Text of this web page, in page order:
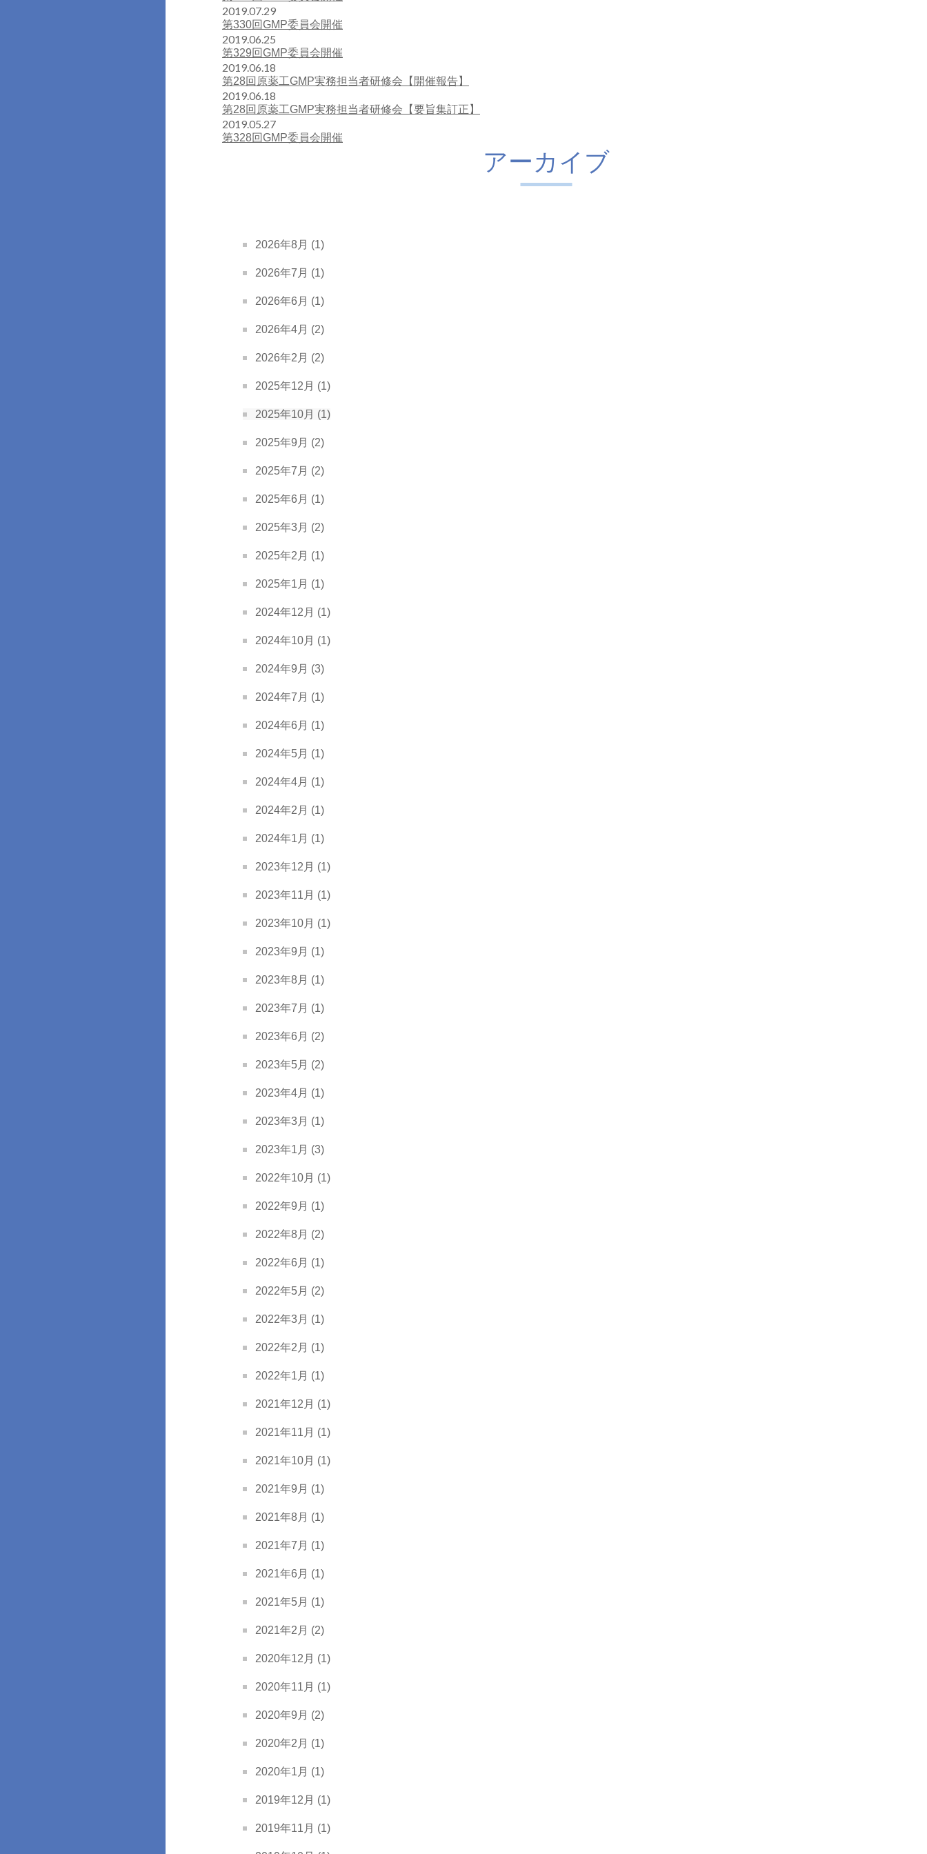
2019.07.29
第330回GMP委員会開催
2019.06.25
第329回GMP委員会開催
2019.06.18
第28回原薬工GMP実務担当者研修会【開催報告】
2019.06.18
第28回原薬工GMP実務担当者研修会【要旨集訂正】
2019.05.27
第328回GMP委員会開催
アーカイブ
2026年8月 (1)
2026年7月 (1)
2026年6月 (1)
2026年4月 (2)
2026年2月 (2)
2025年12月 (1)
2025年10月 (1)
2025年9月 (2)
2025年7月 (2)
2025年6月 (1)
2025年3月 (2)
2025年2月 (1)
2025年1月 (1)
2024年12月 (1)
2024年10月 (1)
2024年9月 (3)
2024年7月 (1)
2024年6月 (1)
2024年5月 (1)
2024年4月 (1)
2024年2月 (1)
2024年1月 (1)
2023年12月 (1)
2023年11月 (1)
2023年10月 (1)
2023年9月 (1)
2023年8月 (1)
2023年7月 (1)
2023年6月 (2)
2023年5月 (2)
2023年4月 (1)
2023年3月 (1)
2023年1月 (3)
2022年10月 (1)
2022年9月 (1)
2022年8月 (2)
2022年6月 (1)
2022年5月 (2)
2022年3月 (1)
2022年2月 (1)
2022年1月 (1)
2021年12月 (1)
2021年11月 (1)
2021年10月 (1)
2021年9月 (1)
2021年8月 (1)
2021年7月 (1)
2021年6月 (1)
2021年5月 (1)
2021年2月 (2)
2020年12月 (1)
2020年11月 (1)
2020年9月 (2)
2020年2月 (1)
2020年1月 (1)
2019年12月 (1)
2019年11月 (1)